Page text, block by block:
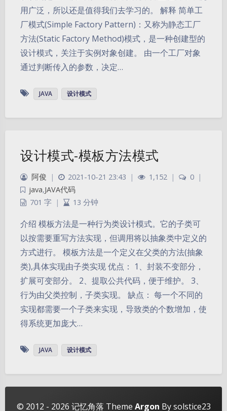
夜间模式
浅阴影 深阴影
关闭 日落 暗化 灰度
用广泛，所以还是值得我们去学习的。 解释 简单工
厂模式(Simple Factory Pattern)：又称为静态工厂
方法(Static Factory Method)模式，是一种创建型的
设计模式，关注于实例对象创建。 由一个工厂对象
通过判断传入的参数，决定…
JAVA 设计模式
设计模式-模板方法模式
阿俊 | 2021-10-21 23:43 | 1,152 | 0 |
java,JAVA代码
701 字 | 13 分钟
介绍 模板方法是一种行为类设计模式。它的子类可
以按需要重写方法实现，但调用将以抽象类中定义的
方式进行。 模板方法是一个定义在父类的方法(抽象
类),具体实现由子类实现 优点： 1、封装不变部分，
扩展可变部分。 2、提取公共代码，便于维护。 3、
行为由父类控制，子类实现。 缺点： 每一个不同的
实现都需要一个子类来实现，导致类的个数增加，使
得系统更加庞大…
JAVA 设计模式
© 2012 - 2026 记忆角落 Theme Argon By solstice23